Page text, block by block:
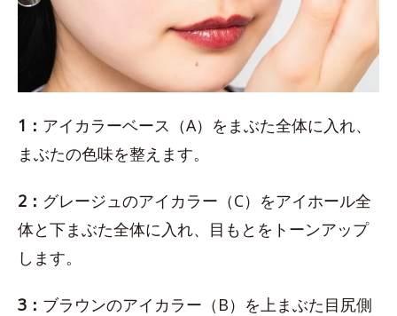
1： アイカラーベース（A）をまぶた全体に入れ、
まぶたの色味を整えます。
2： グレージュのアイカラー（C）をアイホール全
体と下まぶた全体に入れ、目もとをトーンアップ
します。
3： ブラウンのアイカラー（B）を上まぶた目尻側